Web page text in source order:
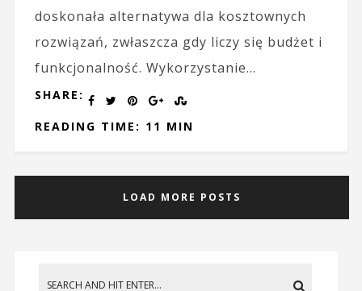
doskonała alternatywa dla kosztownych
rozwiązań, zwłaszcza gdy liczy się budżet i
funkcjonalność. Wykorzystanie...
SHARE:
READING TIME: 11 MIN
LOAD MORE POSTS